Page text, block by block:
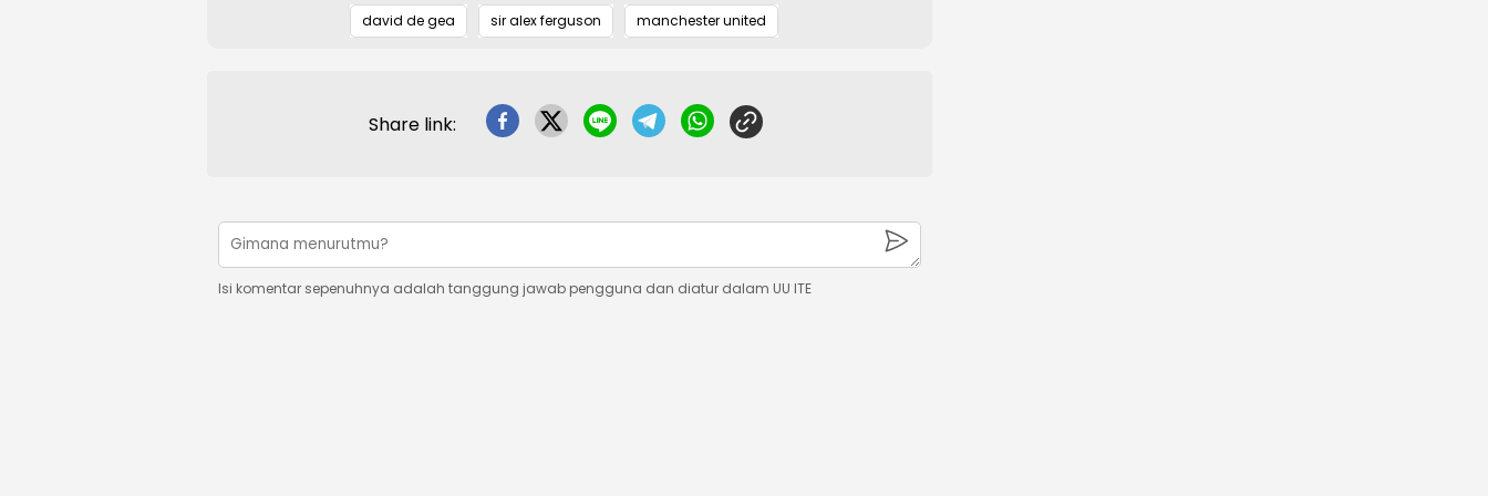
david de gea sir alex ferguson manchester united
Share link:
Isi komentar sepenuhnya adalah tanggung jawab pengguna dan diatur dalam UU ITE